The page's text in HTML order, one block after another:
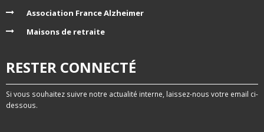
Association France Alzheimer
Maisons de retraite
RESTER CONNECTÉ
Si vous souhaitez suivre notre actualité interne, laissez-nous votre email ci-
dessous.